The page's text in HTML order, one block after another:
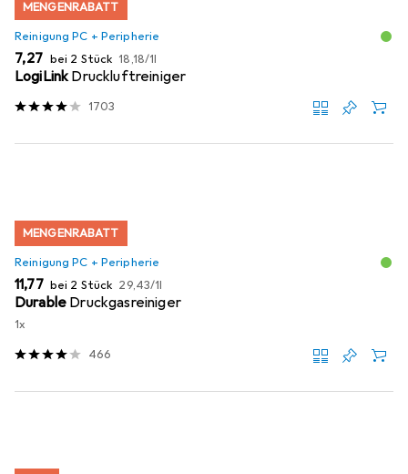
MENGENRABATT
Reinigung PC + Peripherie
EUR
7,27 bei 2 Stück EUR
18,18/1l
LogiLinkDruckluftreiniger
1703
MENGENRABATT
Reinigung PC + Peripherie
EUR
11,77 bei 2 Stück EUR
29,43/1l
Durable Druckgasreiniger
1x
466